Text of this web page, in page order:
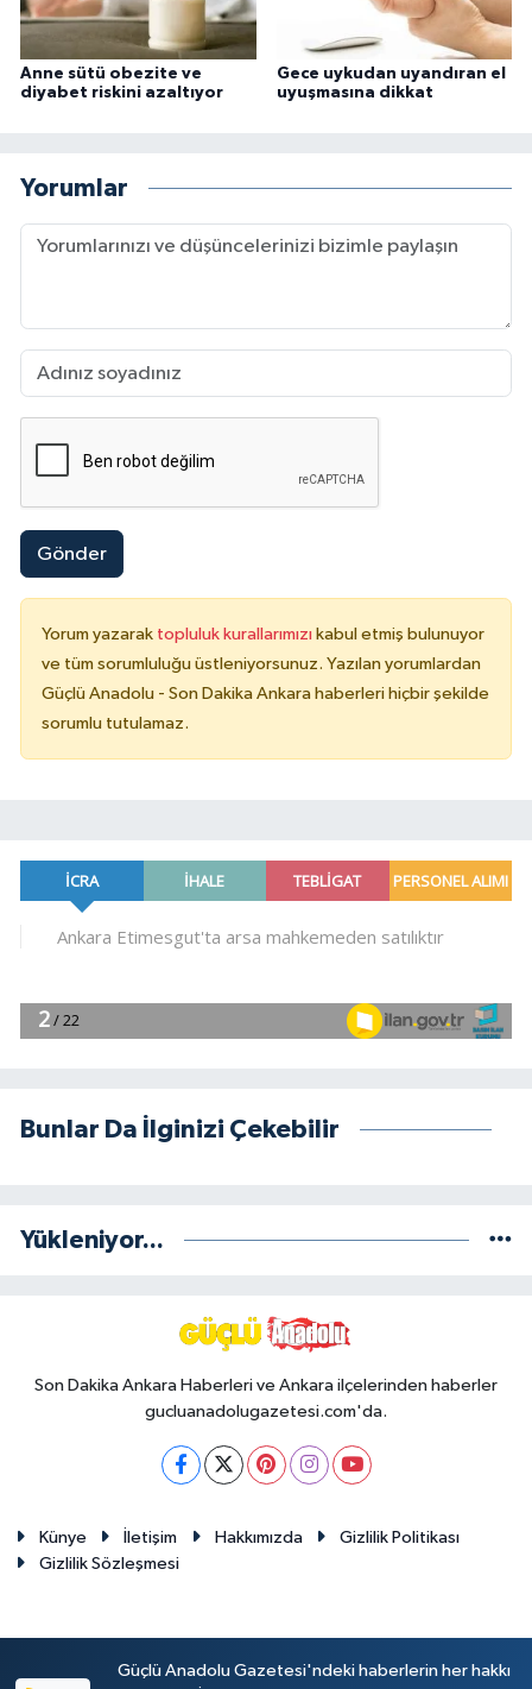
Anne sütü obezite ve
diyabet riskini azaltıyor
Gece uykudan uyandıran el
uyuşmasına dikkat
Yorumlar
Gönder
Yorum yazarak topluluk kurallarımızı kabul etmiş bulunuyor
ve tüm sorumluluğu üstleniyorsunuz. Yazılan yorumlardan
Güçlü Anadolu - Son Dakika Ankara haberleri hiçbir şekilde
sorumlu tutulamaz.
Bunlar Da İlginizi Çekebilir
Yükleniyor...
Son Dakika Ankara Haberleri ve Ankara ilçelerinden haberler
gucluanadolugazetesi.com'da.
Künye İletişim Hakkımızda
Gizlilik Politikası
Gizlilik Sözleşmesi
Güçlü Anadolu Gazetesi'ndeki haberlerin her hakkı